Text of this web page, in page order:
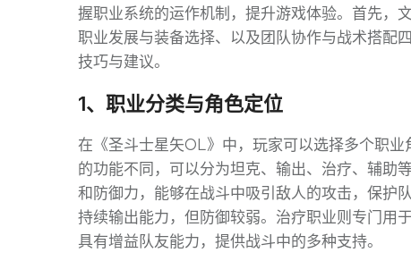
握职业系统的运作机制，提升游戏体验。首先，
职业发展与装备选择、以及团队协作与战术搭配
技巧与建议。
1、职业分类与角色定位
在《圣斗士星矢OL》中，玩家可以选择多个职
的功能不同，可以分为坦克、输出、治疗、辅助
和防御力，能够在战斗中吸引敌人的攻击，保护
持续输出能力，但防御较弱。治疗职业则专门用
具有增益队友能力，提供战斗中的多种支持。